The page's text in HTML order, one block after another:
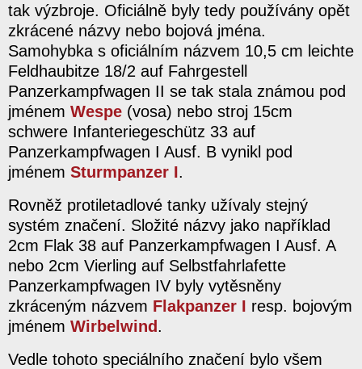
tak výzbroje. Oficiálně byly tedy používány opět
zkrácené názvy nebo bojová jména.
Samohybka s oficiálním názvem 10,5 cm leichte
Feldhaubitze 18/2 auf Fahrgestell
Panzerkampfwagen II se tak stala známou pod
jménem Wespe (vosa) nebo stroj 15cm
schwere Infanteriegeschütz 33 auf
Panzerkampfwagen I Ausf. B vynikl pod
jménem Sturmpanzer I.
Rovněž protiletadlové tanky užívaly stejný
systém značení. Složité názvy jako například
2cm Flak 38 auf Panzerkampfwagen I Ausf. A
nebo 2cm Vierling auf Selbstfahrlafette
Panzerkampfwagen IV byly vytěsněny
zkráceným názvem Flakpanzer I resp. bojovým
jménem Wirbelwind.
Vedle tohoto speciálního značení bylo všem